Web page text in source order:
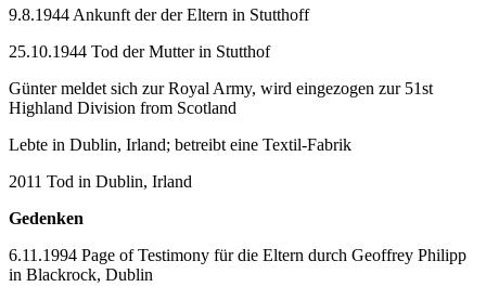
9.8.1944 Ankunft der der Eltern in Stutthoff
25.10.1944 Tod der Mutter in Stutthof
Günter meldet sich zur Royal Army, wird eingezogen zur 51st
Highland Division from Scotland
Lebte in Dublin, Irland; betreibt eine Textil-Fabrik
2011 Tod in Dublin, Irland
Gedenken
6.11.1994 Page of Testimony für die Eltern durch Geoffrey Philipp
in Blackrock, Dublin